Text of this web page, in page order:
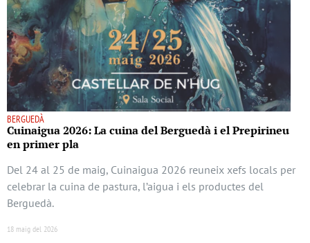
BERGUEDÀ
Cuinaigua 2026: La cuina del Berguedà i el Prepirineu
en primer pla
Del 24 al 25 de maig, Cuinaigua 2026 reuneix xefs locals per
celebrar la cuina de pastura, l’aigua i els productes del
Berguedà.
18 maig del 2026